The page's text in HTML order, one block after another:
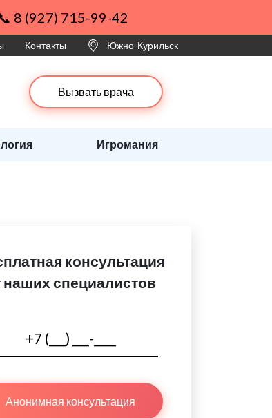
8 (927) 715-99-42
Контакты Южно-Курильск
Вызвать врача
Игромания
консультация
наших специалистов
Анонимная консультация